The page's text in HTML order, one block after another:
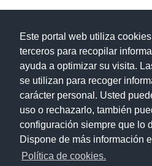
Este portal web utiliza
terceros para recopilar
ayuda a optimizar su visita.
se utilizan para recoger
carácter personal. Usted
uso o rechazarlo, también
configuración siempre que lo
Dispone de más información
Política de cookies.
IES SAN ANDRÉS
Ir
a
la
navegación
Ir
al
contenido
Inicio